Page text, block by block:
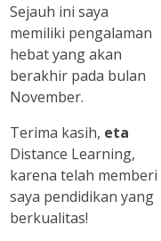
Sejauh ini saya
memiliki pengalaman
hebat yang akan
berakhir pada bulan
November.
Terima kasih, eta
Distance Learning,
karena telah memberi
saya pendidikan yang
berkualitas!